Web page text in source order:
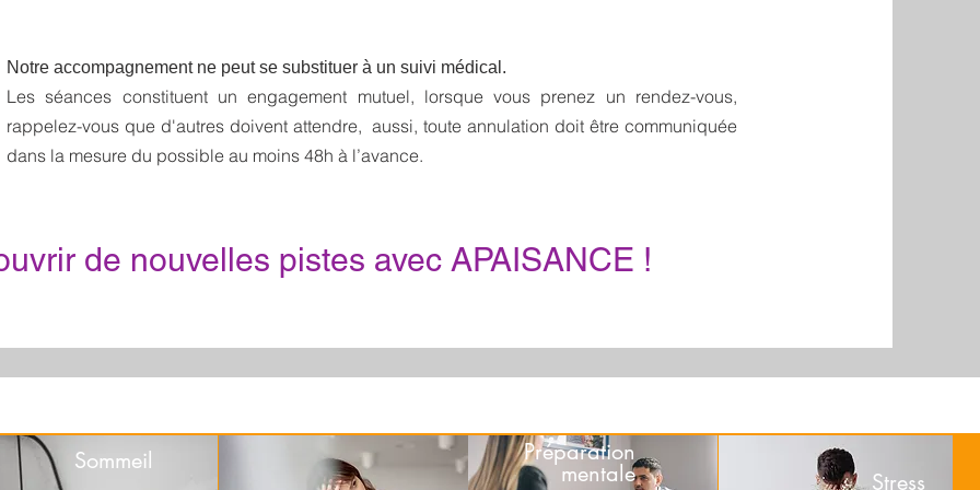
Notre accompagnement ne peut se substituer à un suivi médical.
Les séances constituent un engagement mutuel, lorsque vous prenez un rendez-vous,
rappelez-vous que d'autres doivent attendre, aussi, toute annulation doit être communiquée
dans la mesure du possible au moins 48h à l’avance.
de nouvelles pistes avec APAISANCE !
Sommeil Préparation
mentale Stress